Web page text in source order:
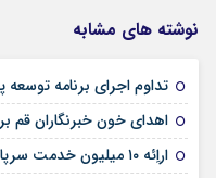
نوشته های مشابه
تداوم اجرای برنامه
اهدای خون خبرنگاران قم
اراِئه ۱۰ میلیون خدمت سرپایی به بیمه‌شده‌ها